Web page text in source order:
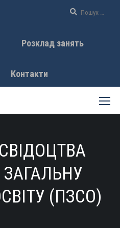
Розклад занять
Контакти
(ПЗСО)